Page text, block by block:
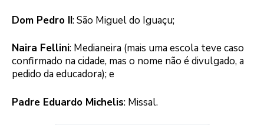
Dom Pedro II: São Miguel do Iguaçu;
Naira Fellini: Medianeira (mais uma escola teve caso
confirmado na cidade, mas o nome não é divulgado, a
pedido da educadora); e
Padre Eduardo Michelis: Missal.